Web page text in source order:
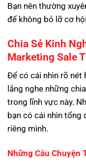
Bạn nên thường
để không bỏ lỡ cơ
Chia Sẻ Kinh
Marketing Sale
Để có cái nhìn rõ nét
lắng nghe những
trong lĩnh vực này.
bạn có cái nhìn tổng
riêng mình.
Những Câu Chuyện